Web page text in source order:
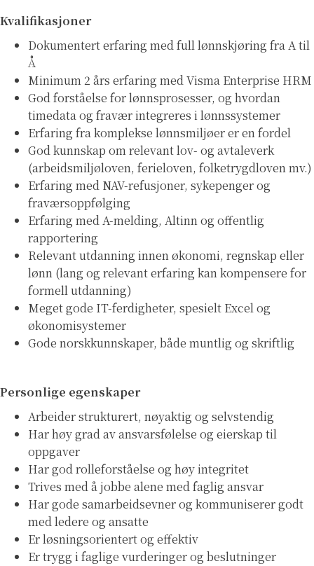
Kvalifikasjoner
Dokumentert erfaring med full lønnskjøring fra A til
Å
Minimum 2 års erfaring med Visma Enterprise HRM
God forståelse for lønnsprosesser, og hvordan
timedata og fravær integreres i lønnssystemer
Erfaring fra komplekse lønnsmiljøer er en fordel
God kunnskap om relevant lov- og avtaleverk
(arbeidsmiljøloven, ferieloven, folketrygdloven mv.)
Erfaring med NAV-refusjoner, sykepenger og
fraværsoppfølging
Erfaring med A-melding, Altinn og offentlig
rapportering
Relevant utdanning innen økonomi, regnskap eller
lønn (lang og relevant erfaring kan kompensere for
formell utdanning)
Meget gode IT-ferdigheter, spesielt Excel og
økonomisystemer
Gode norskkunnskaper, både muntlig og skriftlig
Personlige egenskaper
Arbeider strukturert, nøyaktig og selvstendig
Har høy grad av ansvarsfølelse og eierskap til
oppgaver
Har god rolleforståelse og høy integritet
Trives med å jobbe alene med faglig ansvar
Har gode samarbeidsevner og kommuniserer godt
med ledere og ansatte
Er løsningsorientert og effektiv
Er trygg i faglige vurderinger og beslutninger